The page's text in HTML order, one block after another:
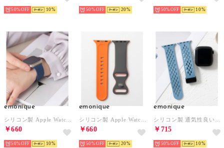
50% 10 50% 20 50% 10
emonique
￥660
50% 10
emonique
￥660
50% 20
emonique
￥715
50% 10